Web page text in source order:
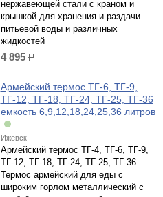
нержавеющей стали с краном и
крышкой для хранения и раздачи
питьевой воды и различных
жидкостей
4 895 р.
Армейский термос ТГ-6, ТГ-9,
ТГ-12, ТГ-18, ТГ-24, ТГ-25, ТГ-36
емкость 6,9,12,18,24,25,36 литров
Ижевск
Армейский термос ТГ-4, ТГ-6, ТГ-9,
ТГ-12, ТГ-18, ТГ-24, ТГ-25, ТГ-36.
Термос армейский для еды с
широким горлом металлический с